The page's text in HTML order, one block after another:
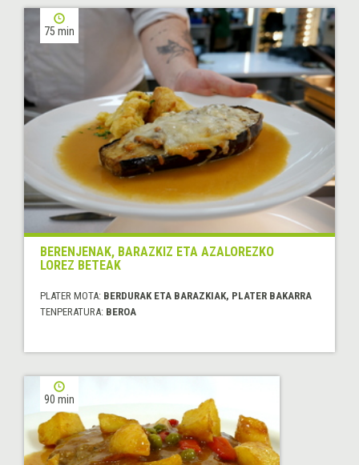
75 min
BERENJENAK, BARAZKIZ ETA AZALOREZKO
LOREZ BETEAK
PLATER MOTA: BERDURAK ETA BARAZKIAK, PLATER BAKARRA
TENPERATURA: BEROA
90 min